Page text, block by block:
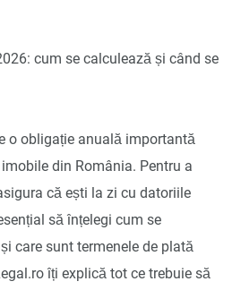
cum se calculează și când se
o obligație anuală importantă
din România. Pentru a
că ești la zi cu datoriile
să înțelegi cum se
care sunt termenele de plată
îți explică tot ce trebuie să